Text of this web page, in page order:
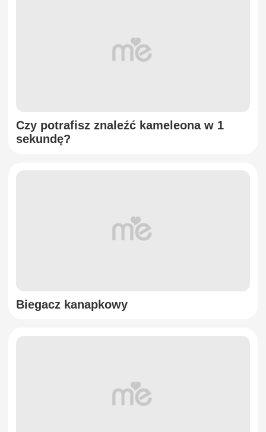
Czy potrafisz znaleźć kameleona w 1
sekundę?
Biegacz kanapkowy